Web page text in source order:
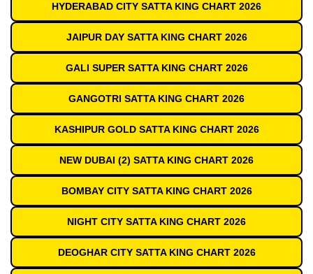
HYDERABAD CITY SATTA KING CHART 2026
JAIPUR DAY SATTA KING CHART 2026
GALI SUPER SATTA KING CHART 2026
GANGOTRI SATTA KING CHART 2026
KASHIPUR GOLD SATTA KING CHART 2026
NEW DUBAI (2) SATTA KING CHART 2026
BOMBAY CITY SATTA KING CHART 2026
NIGHT CITY SATTA KING CHART 2026
DEOGHAR CITY SATTA KING CHART 2026